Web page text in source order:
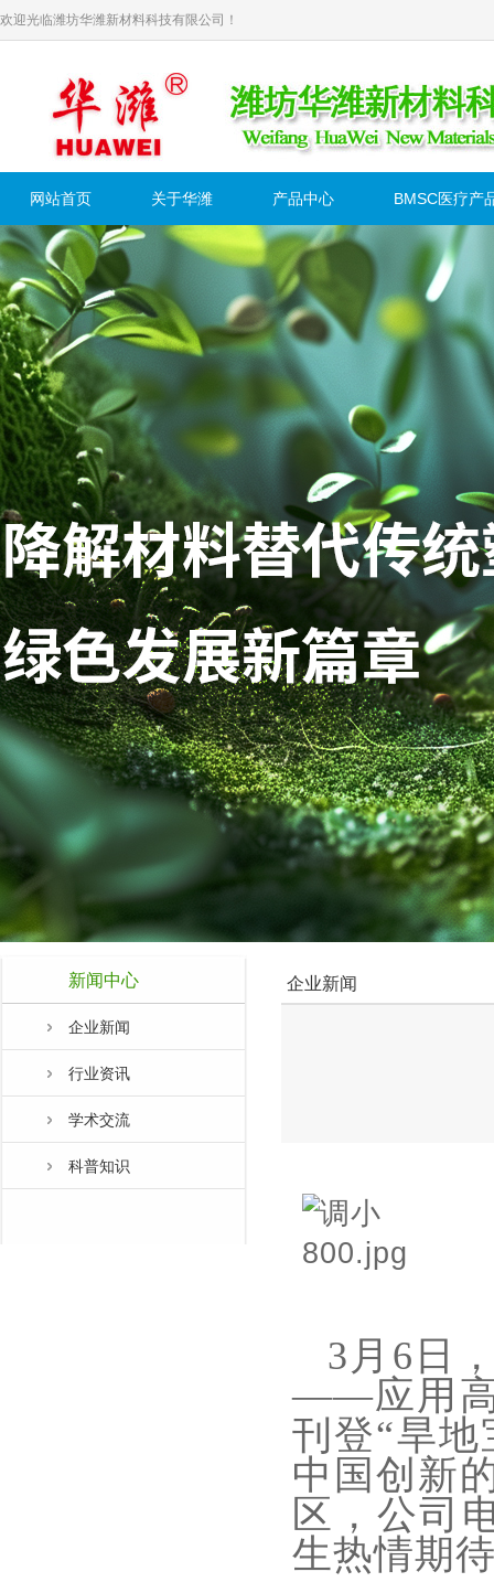
欢迎光临潍坊华潍新材料科技有限公司！
网站首页 关于华潍 产品中心 BMSC医疗产
新闻中心
企业新闻
行业资讯
学术交流
科普知识
企业新闻
3月6日
——应用高
刊登“旱
中国创新
区，公司
生热情期